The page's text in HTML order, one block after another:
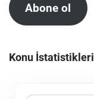
Abone ol
Konu İstatistikleri